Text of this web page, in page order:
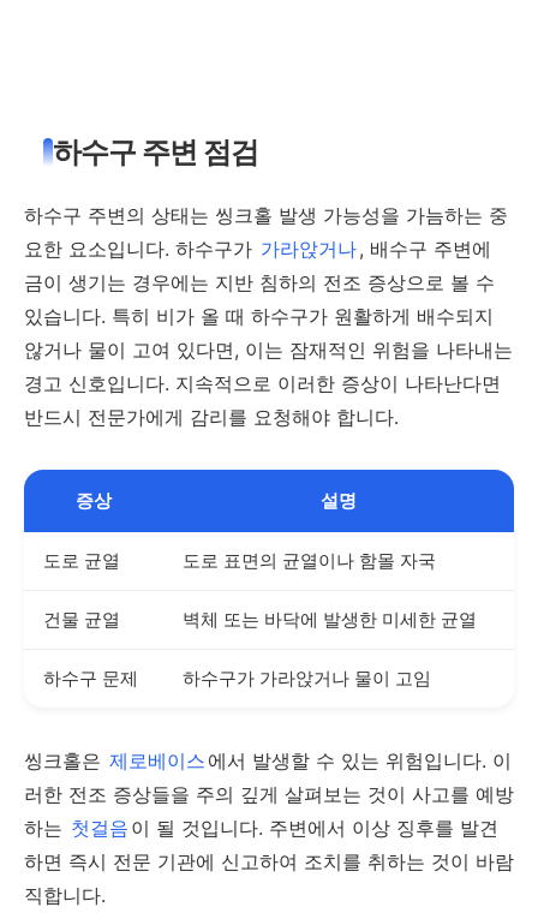
하수구 주변 점검
하수구 주변의 상태는 씽크홀 발생 가능성을 가늠하는 중
요한 요소입니다. 하수구가 가라앉거나, 배수구 주변에
금이 생기는 경우에는 지반 침하의 전조 증상으로 볼 수
있습니다. 특히 비가 올 때 하수구가 원활하게 배수되지
않거나 물이 고여 있다면, 이는 잠재적인 위험을 나타내는
경고 신호입니다. 지속적으로 이러한 증상이 나타난다면
반드시 전문가에게 감리를 요청해야 합니다.
증상 설명
도로 균열 도로 표면의 균열이나 함몰 자국
건물 균열 벽체 또는 바닥에 발생한 미세한 균열
하수구 문제 하수구가 가라앉거나 물이 고임
씽크홀은 제로베이스 에서 발생할 수 있는 위험입니다. 이
러한 전조 증상들을 주의 깊게 살펴보는 것이 사고를 예방
하는 첫걸음 이 될 것입니다. 주변에서 이상 징후를 발견
하면 즉시 전문 기관에 신고하여 조치를 취하는 것이 바람
직합니다.